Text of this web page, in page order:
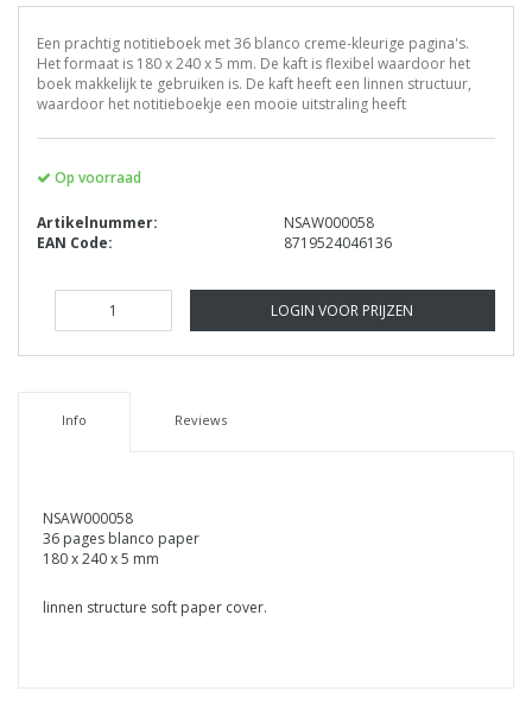
Een prachtig notitieboek met 36 blanco creme-kleurige pagina's.
Het formaat is 180 x 240 x 5 mm. De kaft is flexibel waardoor het
boek makkelijk te gebruiken is. De kaft heeft een linnen structuur,
waardoor het notitieboekje een mooie uitstraling heeft
Op voorraad
Artikelnummer:
NSAW000058
EAN Code:
8719524046136
LOGIN VOOR PRIJZEN
Info Reviews
NSAW000058
36 pages blanco paper
180 x 240 x 5 mm
linnen structure soft paper cover.